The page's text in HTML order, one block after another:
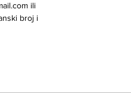
ili
broj i